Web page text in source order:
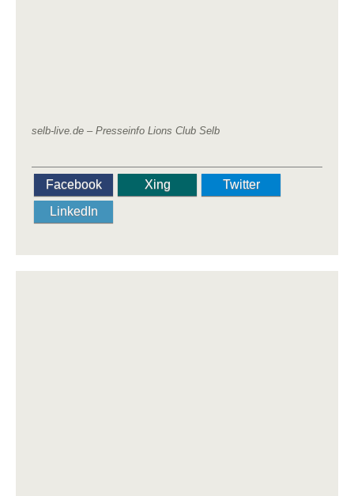
selb-live.de – Presseinfo Lions Club Selb
Facebook Xing
Twitter
LinkedIn